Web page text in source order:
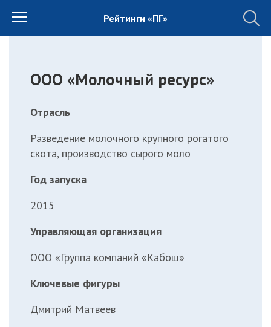
Рейтинги «ПГ»
ООО «Молочный ресурс»
Отрасль
Разведение молочного крупного рогатого
скота, производство сырого моло
Год запуска
2015
Управляющая организация
ООО «Группа компаний «Кабош»
Ключевые фигуры
Дмитрий Матвеев